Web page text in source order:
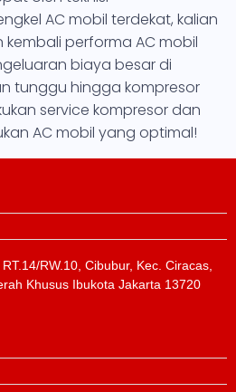
AC mobil terdekat, kalian
performa AC mobil
biaya besar di
tunggu hingga kompresor
service kompresor dan
AC mobil yang optimal!
RW.10, Cibubur, Kec. Ciracas,
Khusus Ibukota Jakarta 13720